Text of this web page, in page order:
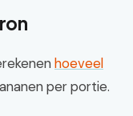
hoeveel
per portie.